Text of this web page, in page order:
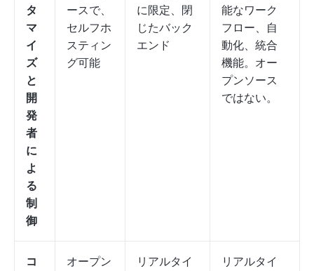
タ
マ
イ
ズ
と
開
発
者
に
よ
る
制
御
ースで、
セルフホ
スティン
グ可能
に限定、閉
じたバック
エンド
能なワーク
フロー、自
動化、統合
機能。オー
プンソース
ではない。
コ
オープン
リアルタイ
リアルタイ